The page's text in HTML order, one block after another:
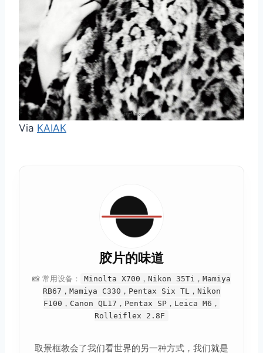
Via KAIAK
胶片的味道
📸 常用设备：
Minolta X700，Nikon 35Ti，Mamiya
RB67，Mamiya C330，Pentax Six TL，Nikon
F100，Canon QL17，Pentax SP，Leica M6，
Rolleiflex 2.8F
取景框教会了我们看世界的另一种方式，我们就是